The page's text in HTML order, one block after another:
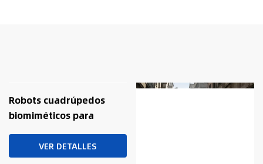
Robots cuadrúpedos
biomiméticos para
pequeño tamaño
VER DETALLES